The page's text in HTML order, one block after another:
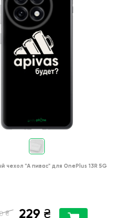
чехол "А пивас" для OnePlus 13R 5G
₴ 229 ₴